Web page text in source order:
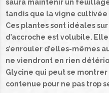
saura maintenir un
tandis que la vigne
Ces plantes sont idéales
d’accroche est volubile.
s’enrouler d’elles-mêmes
ne viendront en rien
Glycine qui peut se
contenue pour ne pas trop